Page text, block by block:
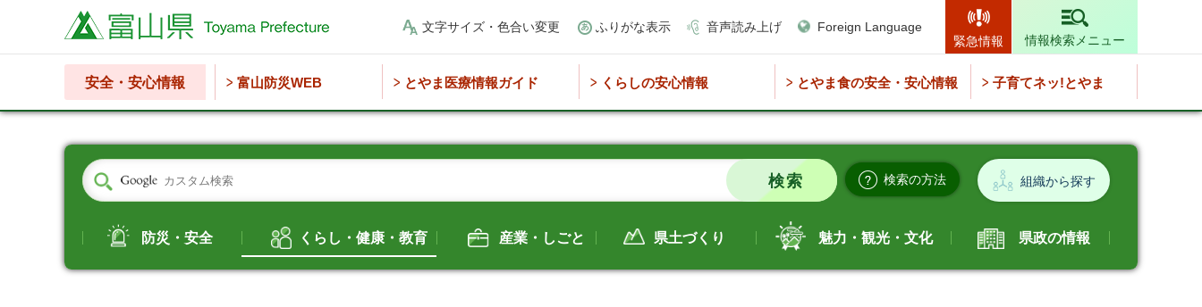
富山県 文字サイズ・色合い変更 ふりがな表示 音声読み上げ
Foreign Language
緊急情報
情報検索メニュー
安全・安心情報 富山防災WEB とやま医療情報ガイド くらしの安心情報 とやま食の安全・安心情報 子育てネッ!とやま
検索の方法 組織から探す
防災・安全 くらし・健康・教育 産業・しごと 県土づくり 魅力・観光・文化 県政の情報